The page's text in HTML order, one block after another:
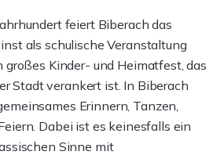
feiert Biberach das
als schulische Veranstaltung
großes Kinder- und Heimatfest, das
Stadt verankert ist. In Biberach
Erinnern, Tanzen,
Dabei ist es keinesfalls ein
Sinne mit